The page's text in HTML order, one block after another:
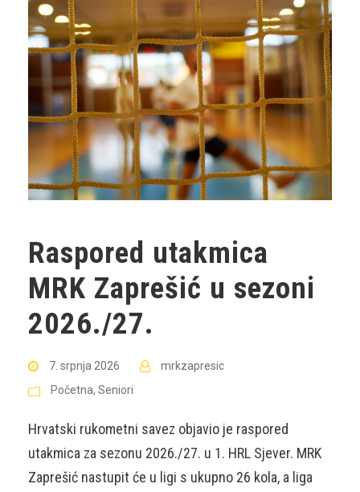
Raspored utakmica
MRK Zaprešić u sezoni
2026./27.
7. srpnja 2026
mrkzapresic
Početna, Seniori
Hrvatski rukometni savez objavio je raspored
utakmica za sezonu 2026./27. u 1. HRL Sjever. MRK
Zaprešić nastupit će u ligi s ukupno 26 kola, a liga